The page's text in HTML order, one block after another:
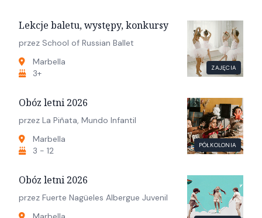
ZAJĘCIA
Lekcje baletu, występy, konkursy
przez School of Russian Ballet
Marbella
3+
PÓŁKOLONIA
Obóz letni 2026
przez La Piñata, Mundo Infantil
Marbella
3 - 12
Obóz letni 2026
przez Fuerte Nagüeles Albergue Juvenil